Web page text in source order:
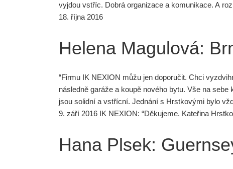
vyjdou vstříc. Dobrá organizace a komunikace. A
18. října 2016
Helena Magulová:
“Firmu IK NEXION můžu jen doporučit. Chci
následně garáže a koupě nového bytu. Vše na
jsou solidní a vstřícní. Jednání s Hrstkovými bylo
9. září 2016 IK NEXION: “Děkujeme. Kateřina
Hana Plsek: